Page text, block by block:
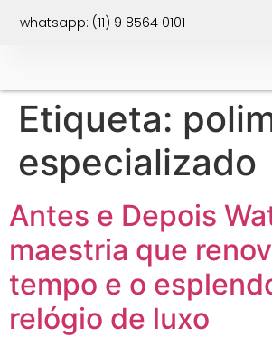
whatsapp: (11) 9 8564 0101
Etiqueta:
especializado
Antes e Depois
maestria que
tempo e o
relógio de luxo